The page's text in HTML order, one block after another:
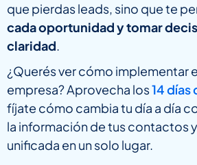
que pierdas leads, sino que te
cada oportunidad y tomar
claridad.
¿Querés ver cómo implementar
empresa? Aprovecha los14 días
fíjate cómo cambia tu día a día
la información de tus contactos
unificada en un solo lugar.